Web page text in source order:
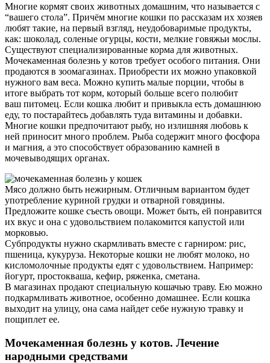
Многие кормят своих животных домашним, что называется с
“вашего стола”. Причём многие кошки по рассказам их хозяев
любят такие, на первый взгляд, неудобоваримые продукты,
как: шоколад, соленые огурцы, кости, мелкие говяжьи мослы.
Существуют специализированные корма для животных.
Мочекаменная болезнь у котов требует особого питания. Они
продаются в зоомагазинах. Приобрести их можно упаковкой
нужного вам веса. Можно купить малые порции, чтобы в
итоге выбрать тот корм, который больше всего полюбит
ваш питомец. Если кошка любит и привыкла есть домашнюю
еду, то постарайтесь добавлять туда витамины и добавки.
Многие кошки предпочитают рыбу, но излишняя любовь к
ней приносит много проблем. Рыба содержит много фосфора
и магния, а это способствует образованию камней в
мочевыводящих органах.
Мясо должно быть нежирным. Отличным вариантом будет
употребление куриной грудки и отварной говядины.
Предложите кошке съесть овощи. Может быть, ей понравится
их вкус и она с удовольствием полакомится капустой или
морковью.
Субпродукты нужно скармливать вместе с гарниром: рис,
пшеница, кукуруза. Некоторые кошки не любят молоко, но
кисломолочные продукты едят с удовольствием. Например:
йогурт, простокваша, кефир, ряженка, сметана.
В магазинах продают специальную кошачью траву. Ею можно
подкармливать животное, особенно домашнее. Если кошка
выходит на улицу, она сама найдет себе нужную травку и
пощиплет ее.
Мочекаменная болезнь у котов. Лечение
народными средствами